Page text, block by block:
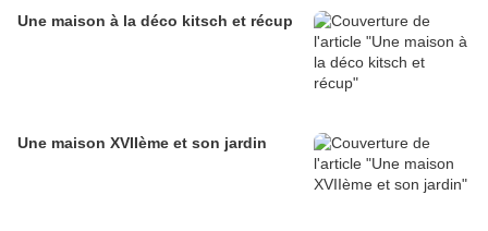
Une maison à la déco kitsch et récup
Une maison XVIIème et son jardin